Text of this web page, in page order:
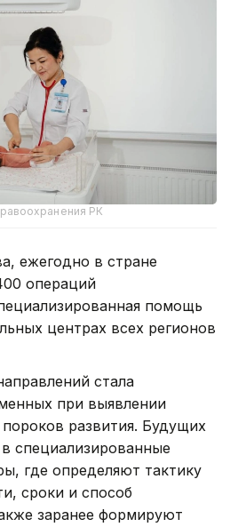
РК
ежегодно в стране
операций
помощь
центрах всех регионов
стала
при выявлении
развития. Будущих
специализированные
где определяют тактику
сроки и способ
заранее формируют